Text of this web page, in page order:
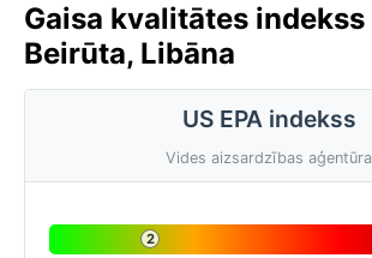
Gaisa kvalitātes indekss
Beirūta, Libāna
US EPA indekss
Vides aizsardzības aģentūra
2